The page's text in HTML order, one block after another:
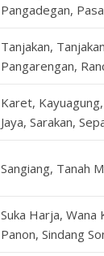
Pangadegan,
Tanjakan,
Pangarengan,
Karet,
Jaya, Sarakan,
Sangiang, Tanah
Suka Harja, Wana
Panon, Sindang